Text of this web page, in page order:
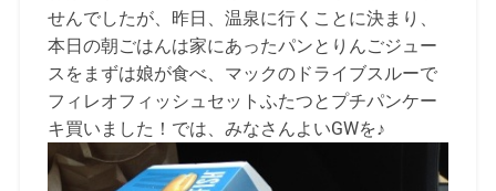
せんでしたが、昨日、温泉に行くことに決まり、
本日の朝ごはんは家にあったパンとりんごジュー
スをまずは娘が食べ、マックのドライブスルーで
フィレオフィッシュセットふたつとプチパンケー
キ買いました！では、みなさんよいGWを♪